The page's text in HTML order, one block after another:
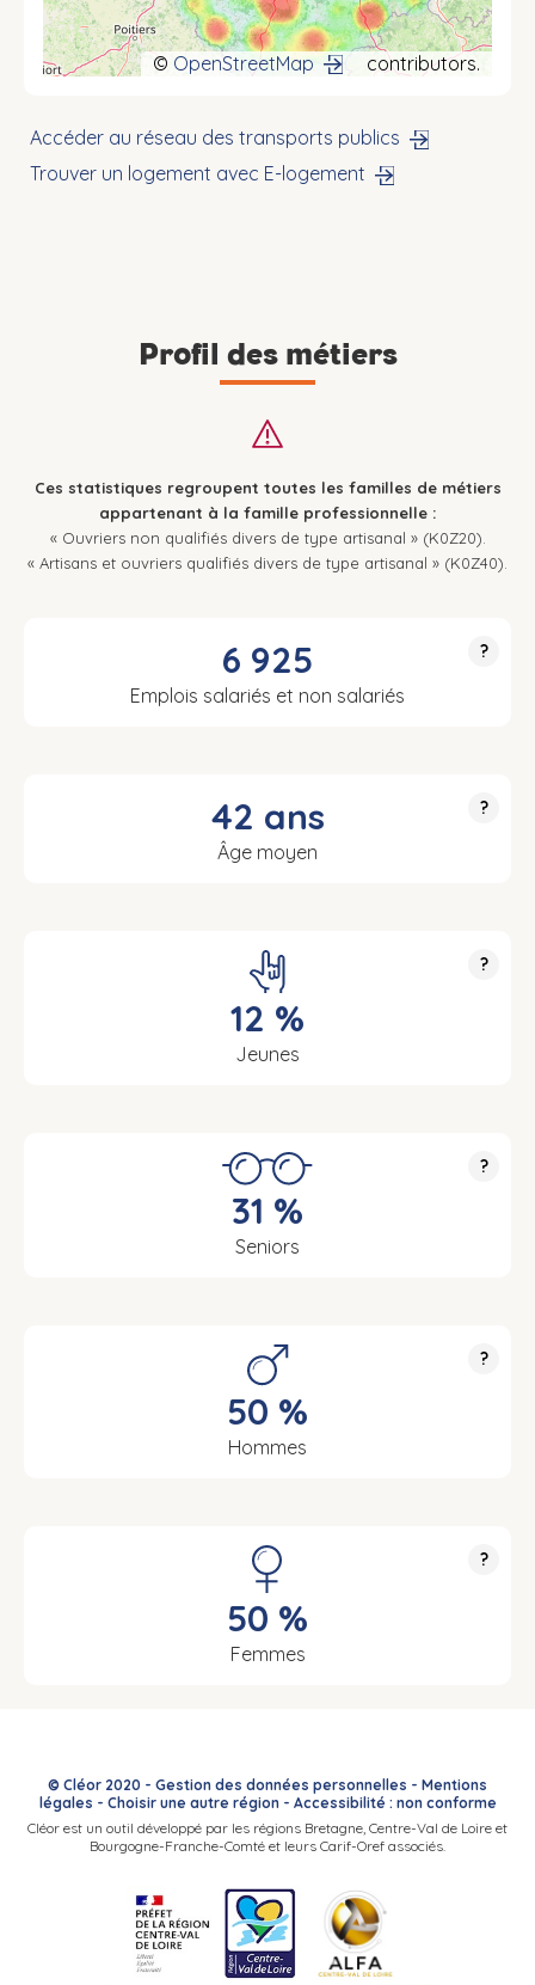
© OpenStreetMap contributors.
Accéder au réseau des transports publics
Trouver un logement avec E-logement
Profil des métiers
Ces statistiques regroupent toutes les familles de métiers
appartenant à la famille professionnelle :
« Ouvriers non qualifiés divers de type artisanal » (K0Z20).
« Artisans et ouvriers qualifiés divers de type artisanal » (K0Z40).
?
6 925
Emplois salariés et non salariés
?
42 ans
Âge moyen
?
12 %
Jeunes
?
31 %
Seniors
?
50 %
Hommes
?
50 %
Femmes
© Cléor 2020 - Gestion des données personnelles - Mentions
légales - Choisir une autre région- Accessibilité : non conforme
Cléor est un outil développé par les régions Bretagne, Centre-Val de Loire et
Bourgogne-Franche-Comté et leurs Carif-Oref associés.